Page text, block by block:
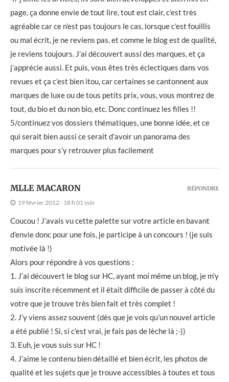
page, ça donne envie de tout lire, tout est clair, c’est très
agréable car ce n’est pas toujours le cas, lorsque c’est fouillis
ou mal écrit, je ne reviens pas, et comme le blog est de qualité,
je reviens toujours. J’ai découvert aussi des marques, et ça
j’apprécie aussi. Et puis, vous êtes très éclectiques dans vos
revues et ça c’est bien itou, car certaines se cantonnent aux
marques de luxe ou de tous petits prix, vous, vous montrez de
tout, du bio et du non bio, etc. Donc continuez les filles !!
5/continuez vos dossiers thématiques, une bonne idée, et ce
qui serait bien aussi ce serait d’avoir un panorama des
marques pour s’y retrouver plus facilement
MLLE MACARON
19 février 2012 - 18 h 01 min
Coucou ! J’avais vu cette palette sur votre article en bavant
d’envie donc pour une fois, je participe à un concours ! (je suis
motivée là !)
Alors pour répondre à vos questions :
1. J’ai découvert le blog sur HC, ayant moi même un blog, je m’y
suis inscrite récemment et il était difficile de passer à côté du
votre que je trouve très bien fait et très complet !
2. J’y viens assez souvent (dès que je vois qu’un nouvel article
a été publié ! Si, si c’est vrai, je fais pas de lèche là ;-))
3. Euh, je vous suis sur HC !
4. J’aime le contenu bien détaillé et bien écrit, les photos de
qualité et les sujets que je trouve accessibles à toutes et tous
RÉPONDRE